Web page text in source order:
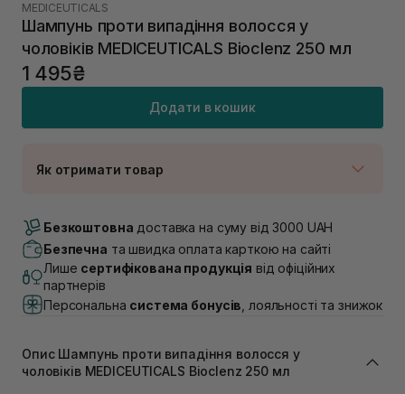
MEDICEUTICALS
Шампунь проти випадіння волосся у
чоловіків MEDICEUTICALS Bioclenz 250 мл
1 495₴
Додати в кошик
Як отримати товар
В наявності
Самовивіз м. Луцьк, вул. Винниченка 4
В наявності
Самовивіз м. Львів, вул. Академіка Підстригача, 1В
(Duck’s Lake)
В наявності
В наявності
Самовивіз м. Львів, вул. Степана Бандери 45
Безкоштовна доставка на суму від 3000 UAH
Безпечна та швидка оплата карткою на сайті
Лише сертифікована продукція від офіційних
партнерів
Персональна система бонусів , лояльності та знижок
Опис Шампунь проти випадіння волосся у
чоловіків MEDICEUTICALS Bioclenz 250 мл